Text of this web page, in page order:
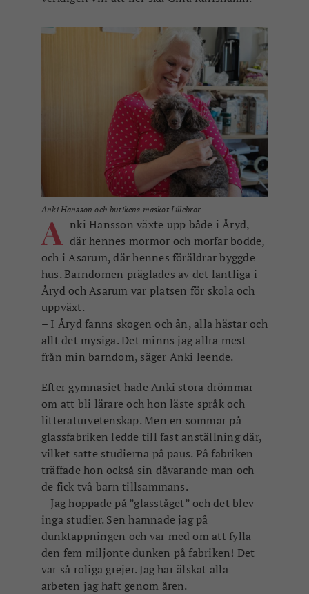
Anki Hansson och butikens maskot Lillebror
A nki Hansson växte upp både i Åryd,
där hennes mormor och morfar bodde,
och i Asarum, där hennes föräldrar byggde
hus. Barndomen präglades av det lantliga i
Åryd och Asarum var platsen för skola och
uppväxt.
– I Åryd fanns skogen och ån, alla hästar och
allt det mysiga. Det minns jag allra mest
från min barndom, säger Anki leende.
Efter gymnasiet hade Anki stora drömmar
om att bli lärare och hon läste språk och
litteraturvetenskap. Men en sommar på
glassfabriken ledde till fast anställning där,
vilket satte studierna på paus. På fabriken
träffade hon också sin dåvarande man och
de fick två barn tillsammans.
– Jag hoppade på ”glasståget” och det blev
inga studier. Sen hamnade jag på
dunktappningen och var med om att fylla
den fem miljonte dunken på fabriken! Det
var så roliga grejer. Jag har älskat alla
arbeten jag haft genom åren.